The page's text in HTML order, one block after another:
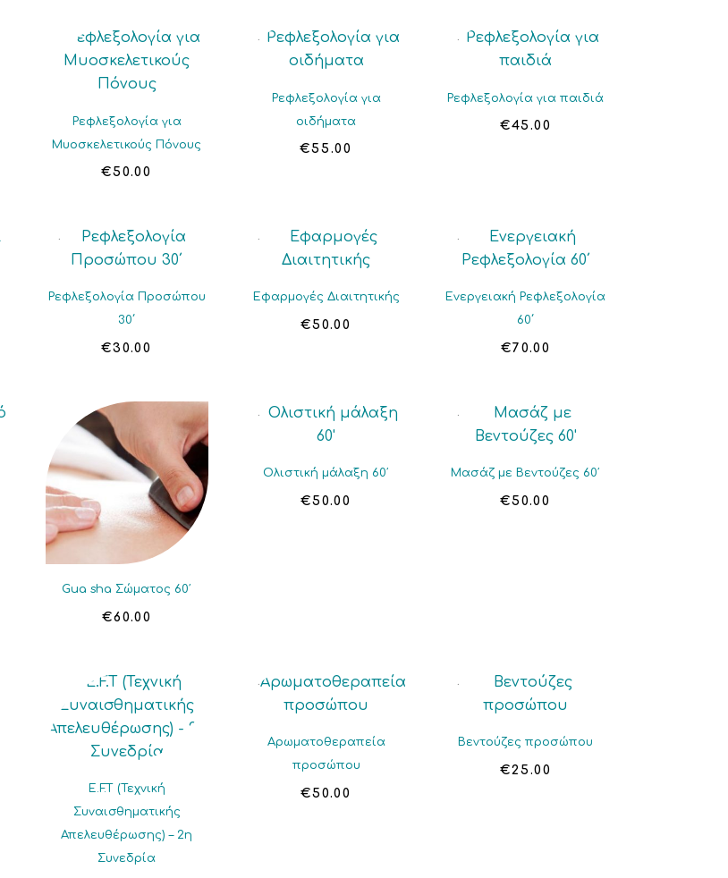
Ρεφλεξολογία για
Μυοσκελετικούς Πόνους
€50.00
Ρεφλεξολογία για
οιδήματα
€55.00
Ρεφλεξολογία για παιδιά
€45.00
Ρεφλεξολογία Προσώπου
30΄
€30.00
Εφαρμογές Διαιτητικής
€50.00
Ενεργειακή Ρεφλεξολογία
60΄
€70.00
Gua sha Σώματος 60′
€60.00
Ολιστική μάλαξη 60′
€50.00
Μασάζ με Βεντούζες 60′
€50.00
E.F.T (Τεχνική
Συναισθηματικής
Απελευθέρωσης) – 2η
Συνεδρία
Αρωματοθεραπεία
προσώπου
€50.00
Βεντούζες προσώπου
€25.00